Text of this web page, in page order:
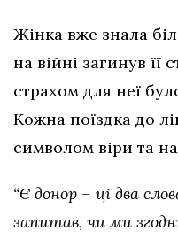
Жінка вже знала
на війні загинув
страхом для неї
Кожна поїздка до
символом віри та
“Є донор – ці два
запитав, чи ми